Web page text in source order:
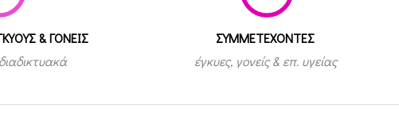
& ΓΟΝΕΙΣ
ΣΥΜΜΕΤEΧΟΝΤΕΣ
έγκυες, γονείς & επ. υγείας